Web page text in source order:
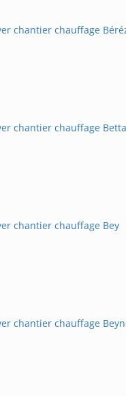
chantier chauffage
chantier chauffage
chantier chauffage Bey
chantier chauffage